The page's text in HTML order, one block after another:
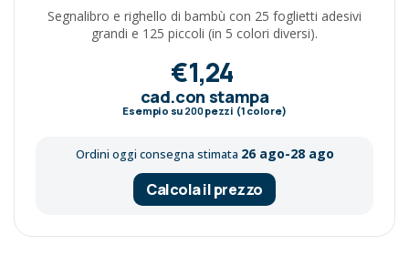
Segnalibro e righello di bambù con 25 foglietti adesivi
grandi e 125 piccoli (in 5 colori diversi).
€1,24
cad.con stampa
Esempio su 200pezzi (1 colore)
Ordini oggi consegna stimata 26 ago-28 ago
Calcola il prezzo